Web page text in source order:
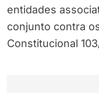
entidades
conjunto contra
Constitucional